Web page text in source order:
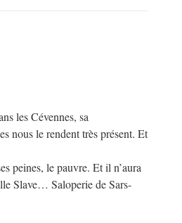
les Cévennes, sa
nous le rendent très présent. Et
peines, le pauvre. Et il n’aura
Slave… Saloperie de Sars-